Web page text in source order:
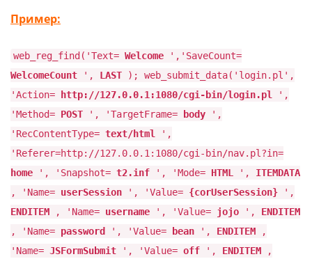
Пример:
web_reg_find('Text= Welcome ','SaveCount=
WelcomeCount ', LAST ); web_submit_data('login.pl',
'Action=
http://127.0.0.1:1080/cgi-bin/login.pl ',
'Method= POST ', 'TargetFrame= body ',
'RecContentType= text/html ',
'Referer=http://127.0.0.1:1080/cgi-bin/nav.pl?in=
home ', 'Snapshot= t2.inf ', 'Mode= HTML ', ITEMDATA
, 'Name= userSession ', 'Value= {corUserSession} ',
ENDITEM , 'Name= username ', 'Value= jojo ', ENDITEM
, 'Name= password ', 'Value= bean ', ENDITEM ,
'Name= JSFormSubmit ', 'Value= off ', ENDITEM ,